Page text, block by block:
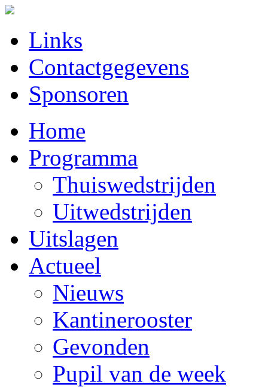
Links
Contactgegevens
Sponsoren
Home
Programma
Thuiswedstrijden
Uitwedstrijden
Uitslagen
Actueel
Nieuws
Kantinerooster
Gevonden
Pupil van de week